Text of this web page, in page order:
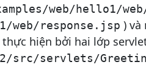
web/hello1/
web/response.jsp ) và
hiện bởi hai lớp
src/servlets/